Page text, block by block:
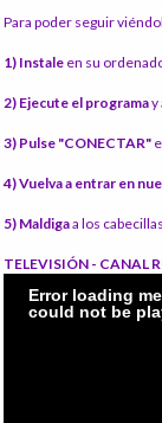
Para poder seguir
1) Instale en su
2) Ejecute el programay
3) Pulse "CONECTAR"
4) Vuelva a entrar en
5) Maldigaa los
TELEVISIÓN - CANAL